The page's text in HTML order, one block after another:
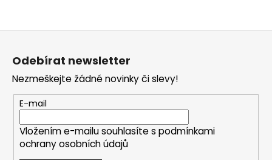
č
j
e
m
e
BROOKLYN
BRIDGE
MANHATTAN
Odebírat newsletter
Nezmeškejte žádné novinky či slevy!
E-mail
Vložením e-mailu souhlasíte s podmínkami
ochrany osobních údajů